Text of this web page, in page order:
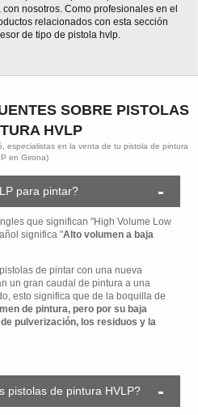
nosotros. Como profesionales en el
relacionados con esta sección
de tipo de pistola hvlp.
SOBRE PISTOLAS
HVLP
especialistas en la venta de tu pistola de pintura
en Girona)
para pintar?
que significan "High Volume Low
significa "Alto volumen a baja
de pintar con una nueva
un gran caudal de pintura a una
esto significa que de la boquilla de
de pintura, pero por su baja
pulverización, los residuos y la
pistolas de pintura HVLP?